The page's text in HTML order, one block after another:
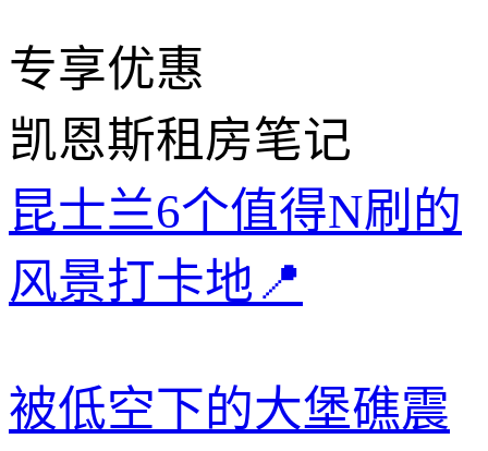
专享优惠
凯恩斯租房笔记
昆士兰6个值得N刷的
风景打卡地📍
被低空下的大堡礁震